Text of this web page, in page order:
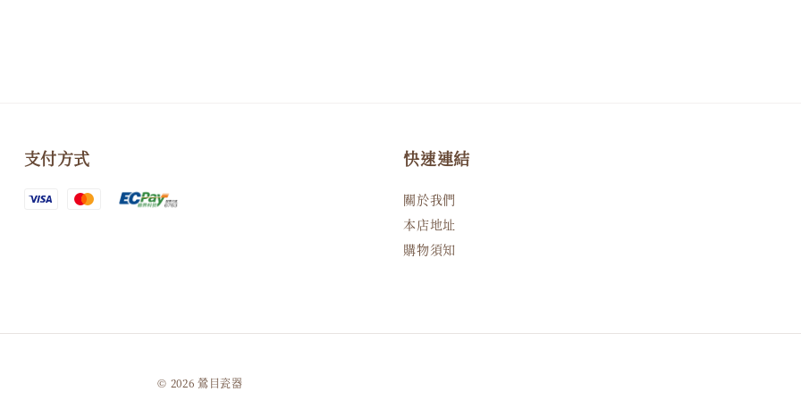
支付方式 快速連結
關於我們
本店地址
購物須知
© 2026 鶯目瓷器